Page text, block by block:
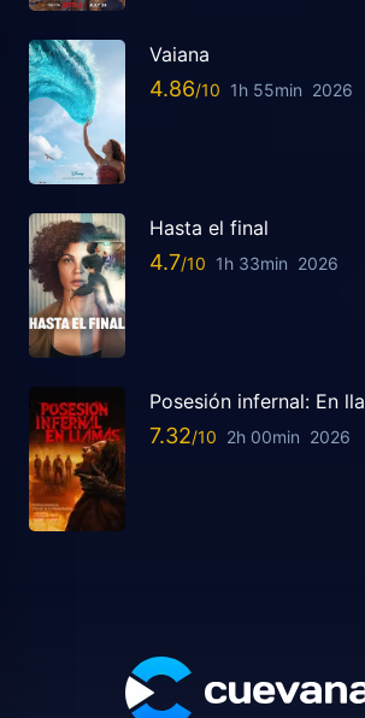
Vaiana
4.86 1h 55min 2026
Hasta el final
4.7 1h 33min 2026
Posesión infernal: En
7.32 2h 00min 2026